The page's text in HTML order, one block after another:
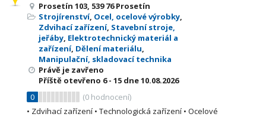
Prosetín 103, 539 76 Prosetín
Strojírenství, Ocel, ocelové výrobky,
Zdvihací zařízení, Stavební stroje,
jeřáby, Elektrotechnický materiál a
zařízení, Dělení materiálu,
Manipulační, skladovací technika
Právě je zavřeno
Příště otevřeno 6 - 15 dne 10.08.2026
0
(0 hodnocení)
• Zdvihací zařízení • Technologická zařízení • Ocelové